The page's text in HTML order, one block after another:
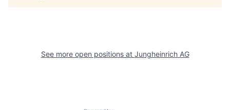
See more open positions at Jungheinrich AG